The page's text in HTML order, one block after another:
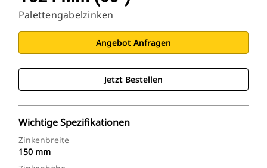
Palettengabelzinken
Angebot Anfragen
Jetzt Bestellen
Wichtige Spezifikationen
Zinkenbreite
150 mm